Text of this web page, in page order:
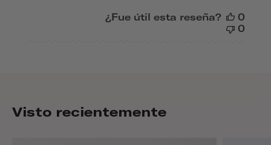
¿Fue útil esta reseña?
0
0
Visto recientemente